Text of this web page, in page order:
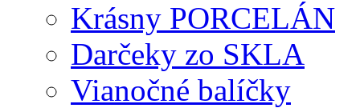
Krásny PORCELÁN
Darčeky zo SKLA
Vianočné balíčky